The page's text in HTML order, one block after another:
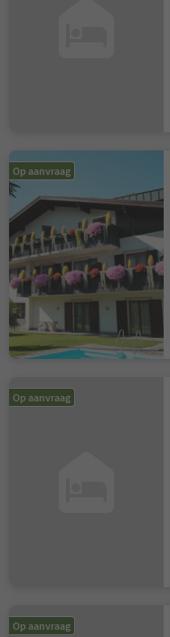
Op aanvraag
Op aanvraag
Op aanvraag